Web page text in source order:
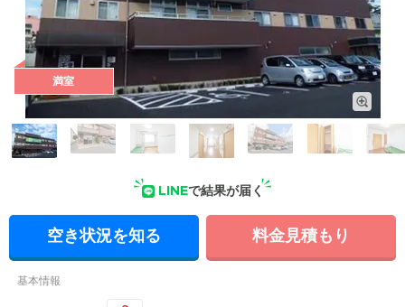
外観: 3階建ての1、2階部分がグループホームになっています。
住み慣れた千葉黒砂台でのびのびとお過ごしください。
満室
LINEで結果が届く
空き状況を知る 料金見積もり
基本情報